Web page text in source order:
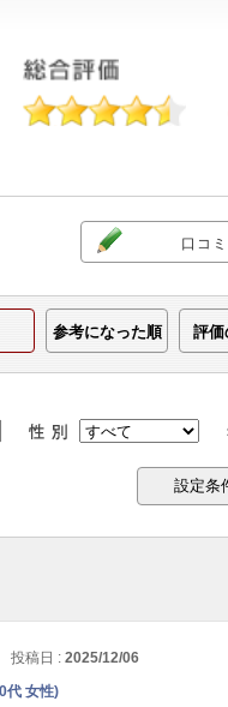
口コ
参考になった順 評価
投稿日 : 2025/12/06
代 女性)